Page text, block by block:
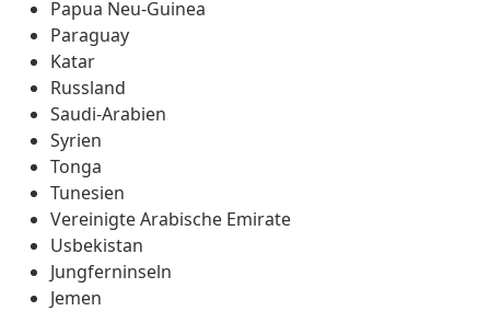
Papua Neu-Guinea
Paraguay
Katar
Russland
Saudi-Arabien
Syrien
Tonga
Tunesien
Vereinigte Arabische Emirate
Usbekistan
Jungferninseln
Jemen